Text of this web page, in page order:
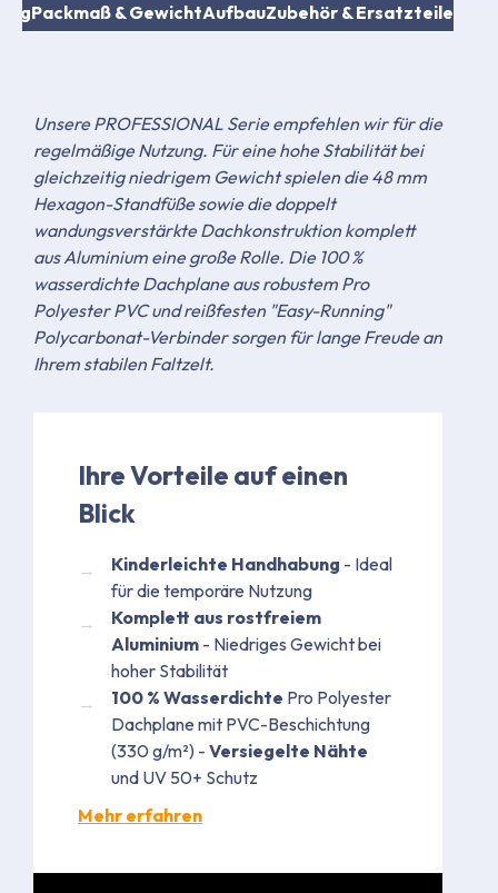
Packmaß & GewichtAufbauZubehör & Ersatzteile
Unsere PROFESSIONAL Serie empfehlen wir für die
regelmäßige Nutzung. Für eine hohe Stabilität bei
gleichzeitig niedrigem Gewicht spielen die 48 mm
Hexagon-Standfüße sowie die doppelt
wandungsverstärkte Dachkonstruktion komplett
aus Aluminium eine große Rolle. Die 100 %
wasserdichte Dachplane aus robustem Pro
Polyester PVC und reißfesten "Easy-Running"
Polycarbonat-Verbinder sorgen für lange Freude an
Ihrem stabilen Faltzelt.
Ihre Vorteile auf einen
Blick
Kinderleichte Handhabung - Ideal
für die temporäre Nutzung​
Komplett aus rostfreiem
Aluminium - Niedriges Gewicht bei
hoher Stabilität
100 % Wasserdichte Pro Polyester
Dachplane mit PVC-Beschichtung
(330 g/m²) - Versiegelte Nähte
und UV 50+ Schutz
Mehr erfahren